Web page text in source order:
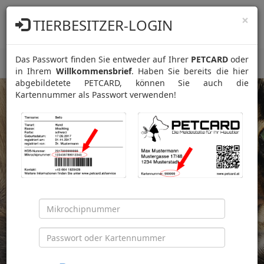
PETCARD
ein-/
START
Warum registrieren?
wieder zurück nachhause zu bringen!
jetzt registrieren »
×
TIERBESITZER-LOGIN
Das Passwort finden Sie entweder auf Ihrer PETCARDoder
in Ihrem Willkommensbrief. Haben Sie bereits die hier
abgebildetete PETCARD, können Sie auch die
Kartennummer als Passwort verwenden!